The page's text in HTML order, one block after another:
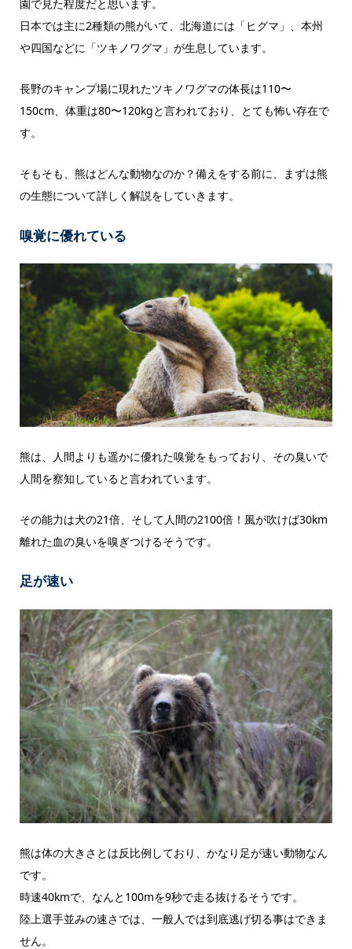
園で見た程度だと思います。
日本では主に2種類の熊がいて、北海道には「ヒグマ」、本州
や四国などに「ツキノワグマ」が生息しています。
長野のキャンプ場に現れたツキノワグマの体長は110〜
150cm、体重は80〜120kgと言われており、とても怖い存在で
す。
そもそも、熊はどんな動物なのか？備えをする前に、まずは熊
の生態について詳しく解説をしていきます。
嗅覚に優れている
熊は、人間よりも遥かに優れた嗅覚をもっており、その臭いで
人間を察知していると言われています。
その能力は犬の21倍、そして人間の2100倍！風が吹けば30km
離れた血の臭いを嗅ぎつけるそうです。
足が速い
熊は体の大きさとは反比例しており、かなり足が速い動物なん
です。
時速40kmで、なんと100mを9秒で走る抜けるそうです。
陸上選手並みの速さでは、一般人では到底逃げ切る事はできま
せん。